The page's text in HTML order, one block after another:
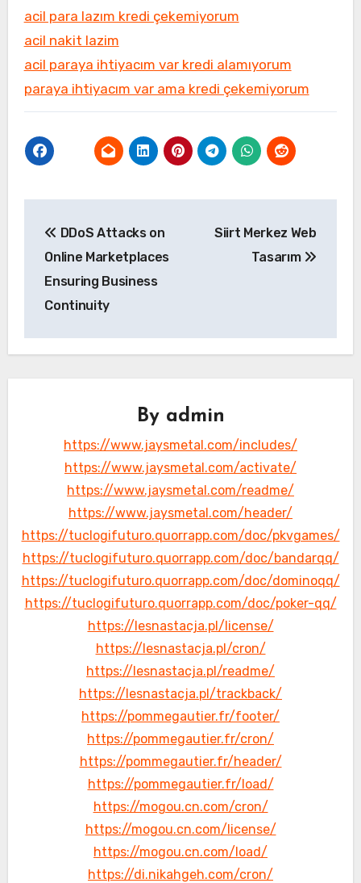
acil para lazım kredi çekemiyorum
acil nakit lazim
acil paraya ihtiyacım var kredi alamıyorum
paraya ihtiyacım var ama kredi çekemiyorum
gezinmesi
DDoS Attacks on
Online Marketplaces
Ensuring Business
Continuity
Siirt Merkez Web
Tasarım
By admin
https://www.jaysmetal.com/includes/
https://www.jaysmetal.com/activate/
https://www.jaysmetal.com/readme/
https://www.jaysmetal.com/header/
https://tuclogifuturo.quorrapp.com/doc/pkvgames/
https://tuclogifuturo.quorrapp.com/doc/bandarqq/
https://tuclogifuturo.quorrapp.com/doc/dominoqq/
https://tuclogifuturo.quorrapp.com/doc/poker-qq/
https://lesnastacja.pl/license/
https://lesnastacja.pl/cron/
https://lesnastacja.pl/readme/
https://lesnastacja.pl/trackback/
https://pommegautier.fr/footer/
https://pommegautier.fr/cron/
https://pommegautier.fr/header/
https://pommegautier.fr/load/
https://mogou.cn.com/cron/
https://mogou.cn.com/license/
https://mogou.cn.com/load/
https://di.nikahgeh.com/cron/